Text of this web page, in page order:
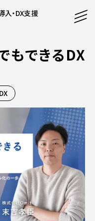
・DX支援
もできるDX
DX